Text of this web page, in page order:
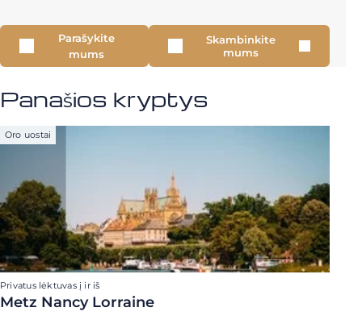
Parašykite
mums
Skambinkite
mums
Panašios kryptys
Oro uostai
Privatus lėktuvas į ir iš
Metz Nancy Lorraine